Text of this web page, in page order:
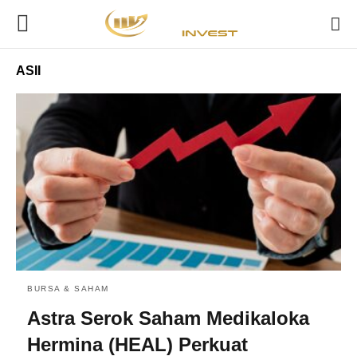
ASII
BURSA & SAHAM
Astra Serok Saham Medikaloka
Hermina (HEAL) Perkuat